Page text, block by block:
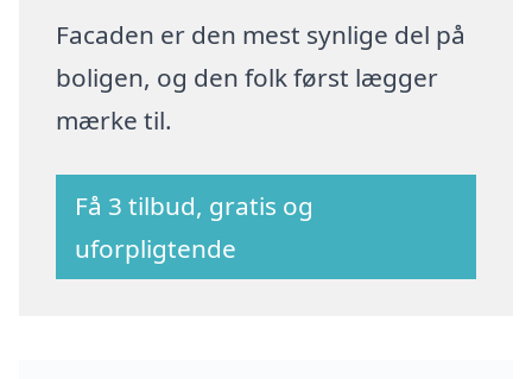
Facaden er den mest synlige del på
boligen, og den folk først lægger
mærke til.
Få 3 tilbud, gratis og
uforpligtende